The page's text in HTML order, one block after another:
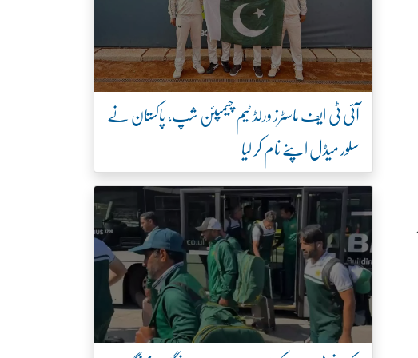
آئی ٹی ایف ماسٹرز ورلڈ ٹیم چیمپئن شپ، پاکستان نے
سلور میڈل اپنے نام کر لیا